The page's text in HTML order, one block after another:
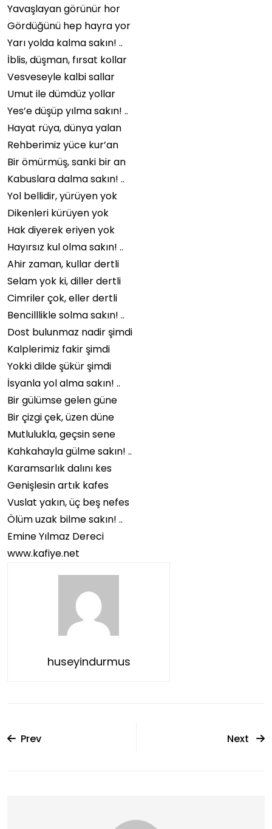
Yavaşlayan görünür hor
Gördüğünü hep hayra yor
Yarı yolda kalma sakın! ..
İblis, düşman, fırsat kollar
Vesveseyle kalbi sallar
Umut ile dümdüz yollar
Yes’e düşüp yılma sakın! ..
Hayat rüya, dünya yalan
Rehberimiz yüce kur’an
Bir ömürmüş, sanki bir an
Kabuslara dalma sakın! ..
Yol bellidir, yürüyen yok
Dikenleri kürüyen yok
Hak diyerek eriyen yok
Hayırsız kul olma sakın! ..
Ahir zaman, kullar dertli
Selam yok ki, diller dertli
Cimriler çok, eller dertli
Bencilllikle solma sakın! ..
Dost bulunmaz nadir şimdi
Kalplerimiz fakir şimdi
Yokki dilde şükür şimdi
İsyanla yol alma sakın! ..
Bir gülümse gelen güne
Bir çizgi çek, üzen düne
Mutlulukla, geçsin sene
Kahkahayla gülme sakın! ..
Karamsarlık dalını kes
Genişlesin artık kafes
Vuslat yakın, üç beş nefes
Ölüm uzak bilme sakın! ..
Emine Yılmaz Dereci
www.kafiye.net
huseyindurmus
Prev Next